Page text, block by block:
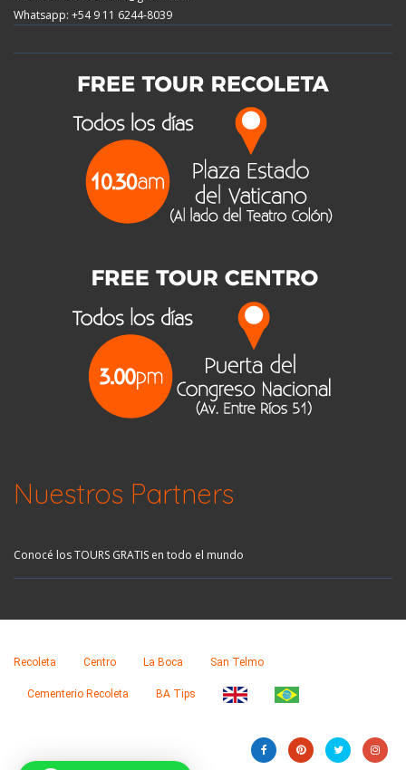
Whatsapp: +54 9 11 6244-8039
Nuestros Partners
Conocé los TOURS GRATIS en todo el mundo
Recoleta Centro La Boca San Telmo
Cementerio Recoleta BA Tips